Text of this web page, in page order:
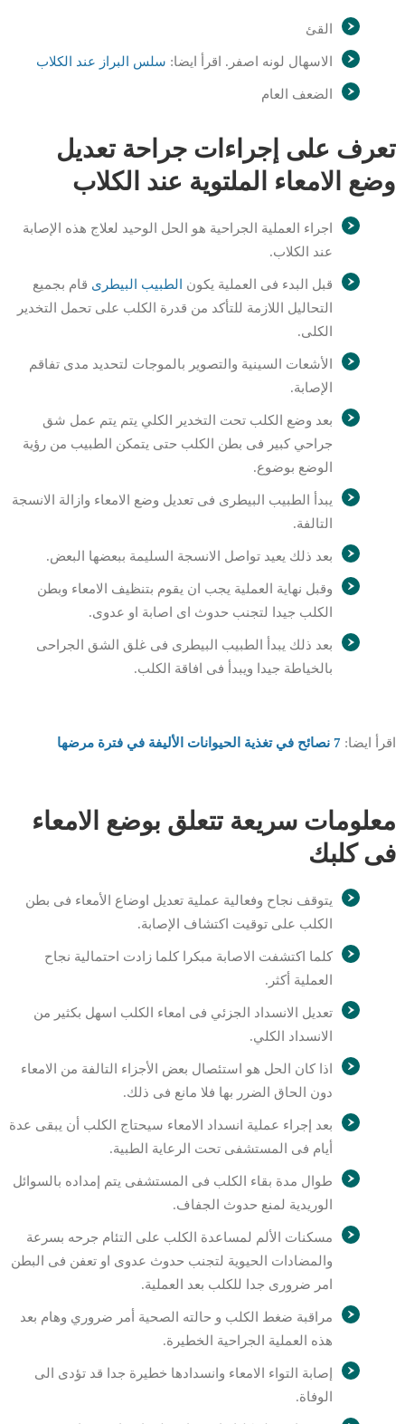
القئ
الاسهال لونه اصفر. اقرأ ايضا: سلس البراز عند الكلاب
الضعف العام
تعرف على إجراءات جراحة تعديل
وضع الامعاء الملتوية عند الكلاب
اجراء العملية الجراحية هو الحل الوحيد لعلاج هذه الإصابة
عند الكلاب.
قبل البدء فى العملية يكون الطبيب البيطرى قام بجميع
التحاليل اللازمة للتأكد من قدرة الكلب على تحمل التخدير
الكلى.
الأشعات السينية والتصوير بالموجات لتحديد مدى تفاقم
الإصابة.
بعد وضع الكلب تحت التخدير الكلي يتم يتم عمل شق
جراحي كبير فى بطن الكلب حتى يتمكن الطبيب من رؤية
الوضع بوضوع.
يبدأ الطبيب البيطرى فى تعديل وضع الامعاء وازالة الانسجة
التالفة.
بعد ذلك يعيد تواصل الانسجة السليمة ببعضها البعض.
وقبل نهاية العملية يجب ان يقوم بتنظيف الامعاء وبطن
الكلب جيدا لتجنب حدوث اى اصابة او عدوى.
بعد ذلك يبدأ الطبيب البيطرى فى غلق الشق الجراحى
بالخياطة جيدا ويبدأ فى افاقة الكلب.
اقرأ ايضا: 7 نصائح في تغذية الحيوانات الأليفة في فترة مرضها
معلومات سريعة تتعلق بوضع الامعاء
فى كلبك
يتوقف نجاح وفعالية عملية تعديل اوضاع الأمعاء فى بطن
الكلب على توقيت اكتشاف الإصابة.
كلما اكتشفت الاصابة مبكرا كلما زادت احتمالية نجاح
العملية أكثر.
تعديل الانسداد الجزئي فى امعاء الكلب اسهل بكثير من
الانسداد الكلي.
اذا كان الحل هو استئصال بعض الأجزاء التالفة من الامعاء
دون الحاق الضرر بها فلا مانع فى ذلك.
بعد إجراء عملية انسداد الامعاء سيحتاج الكلب أن يبقى عدة
أيام فى المستشفى تحت الرعاية الطبية.
طوال مدة بقاء الكلب فى المستشفى يتم إمداده بالسوائل
الوريدية لمنع حدوث الجفاف.
مسكنات الألم لمساعدة الكلب على التئام جرحه بسرعة
والمضادات الحيوية لتجنب حدوث عدوى او تعفن فى البطن
امر ضرورى جدا للكلب بعد العملية.
مراقبة ضغط الكلب و حالته الصحية أمر ضروري وهام بعد
هذه العملية الجراحية الخطيرة.
إصابة التواء الامعاء وانسدادها خطيرة جدا قد تؤدى الى
الوفاة.